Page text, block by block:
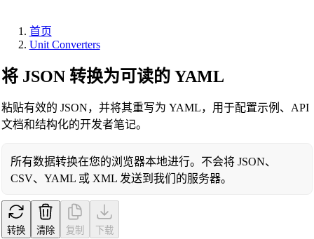
首页
Unit Converters
将 JSON 转换为可读的 YAML
粘贴有效的 JSON，并将其重写为 YAML，用于配置示例、API
文档和结构化的开发者笔记。
所有数据转换在您的浏览器本地进行。不会将 JSON、
CSV、YAML 或 XML 发送到我们的服务器。
转换 清除 复制 下载